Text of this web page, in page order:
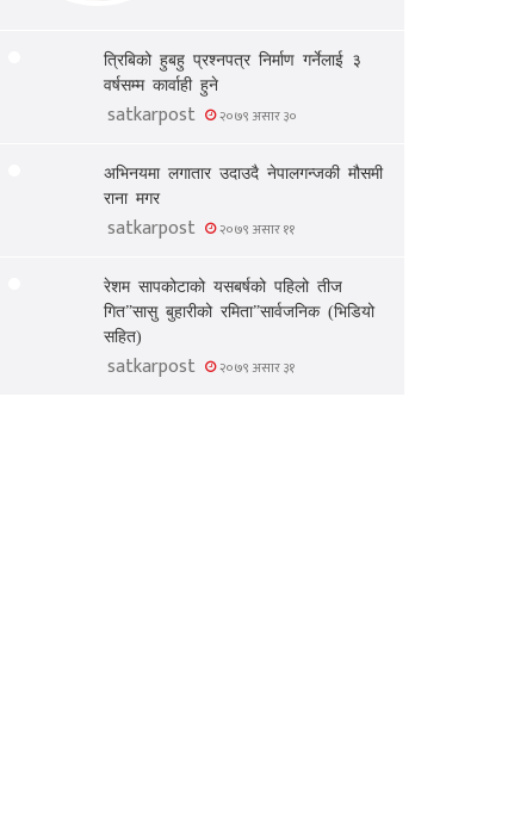
त्रिबिको हुबहु प्रश्नपत्र निर्माण गर्नेलाई ३
वर्षसम्म कार्वाही हुने
satkarpost २०७९ असार ३०
अभिनयमा लगातार उदाउदै नेपालगन्जकी मौसमी
राना मगर
satkarpost २०७९ असार ११
रेशम सापकोटाको यसबर्षको पहिलो तीज
गित”सासु बुहारीको रमिता”सार्वजनिक (भिडियो
सहित)
satkarpost २०७९ असार ३१